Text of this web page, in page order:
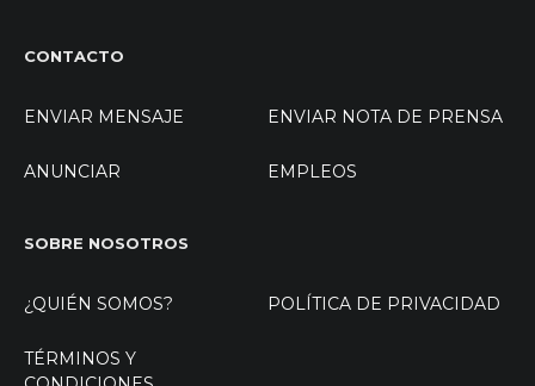
CONTACTO
ENVIAR MENSAJE ENVIAR NOTA DE PRENSA
ANUNCIAR EMPLEOS
SOBRE NOSOTROS
¿QUIÉN SOMOS? POLÍTICA DE PRIVACIDAD
TÉRMINOS Y